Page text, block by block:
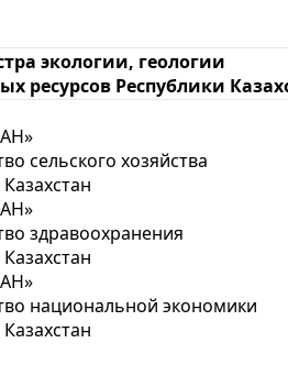
экологии, геологии
ресурсов Республики
сельского хозяйства
здравоохранения
национальной экономики